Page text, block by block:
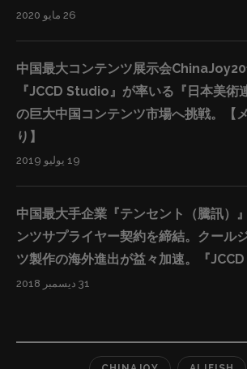
26 مايو 2020
中国最大コンテンツ展示会
『JCCD Studio』が率いる『日本美術
の巨大中国コンテンツ市場へ挑戦。【
り】
19 يوليو 2019
中国最大手企業『テンセント（騰訊）
ンツサプライヤー契約を締結。クール
ツ製作の海外進出が益々加速。『
31 ديسمبر 2018